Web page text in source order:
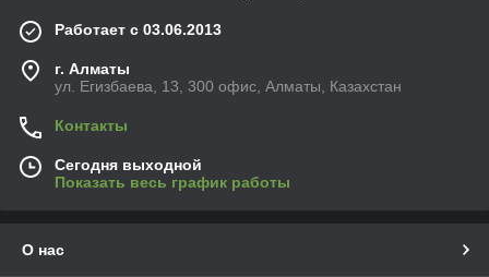
Работает с 03.06.2013
г. Алматы
ул. Егизбаева, 13, 300 офис, Алматы, Казахстан
Контакты
Сегодня выходной
Показать весь график работы
О нас